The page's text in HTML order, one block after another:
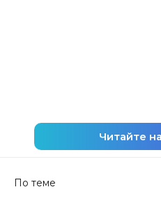
Читайте
По теме